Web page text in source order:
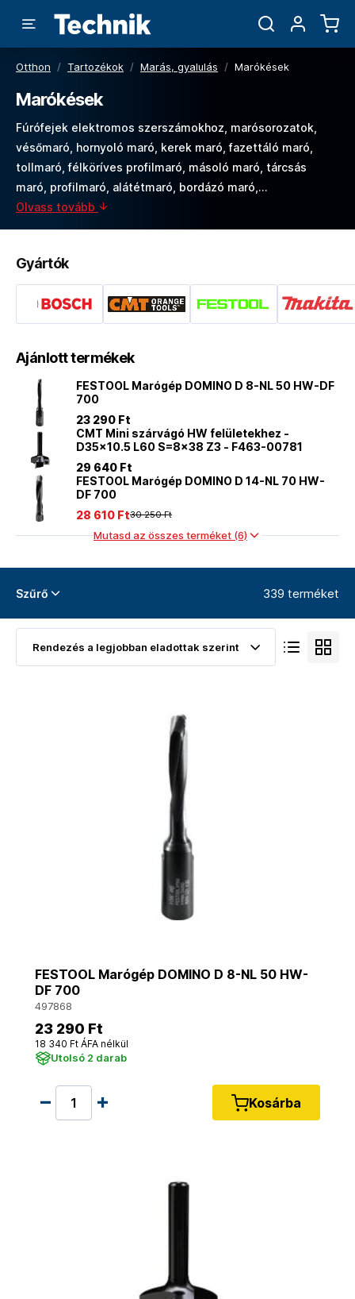
Otthon / Tartozékok / Marás, gyalulás / Marókések
Marókések
Fúrófejek elektromos szerszámokhoz, marósorozatok,
vésőmaró, hornyoló maró, kerek maró, fazettáló maró,
tollmaró, félköríves profilmaró, másoló maró, tárcsás
maró, profilmaró, alátétmaró, bordázó maró,…
Olvass tovább
Gyártók
Ajánlott termékek
FESTOOL Marógép DOMINO D 8-NL 50 HW-DF
700
23 290 Ft
CMT Mini szárvágó HW felületekhez -
D35x10.5 L60 S=8x38 Z3 - F463-00781
29 640 Ft
FESTOOL Marógép DOMINO D 14-NL 70 HW-
DF 700
30 250 Ft
28 610 Ft
Mutasd az összes terméket (6)
Szűrő 339 terméket
FESTOOL Marógép DOMINO D 8-NL 50 HW-
DF 700
497868
23 290 Ft
18 340 Ft ÁFA nélkül
Utolsó 2 darab
Kosárba